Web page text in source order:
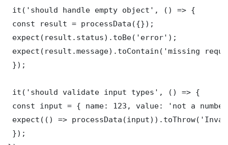
it('should handle empty object', () => {
const result = processData({});
expect(result.status).toBe('error');
expect(result.message).toContain('missing
});
it('should validate input types', () => {
const input = { name: 123, value: 'not a
expect(() =>
});